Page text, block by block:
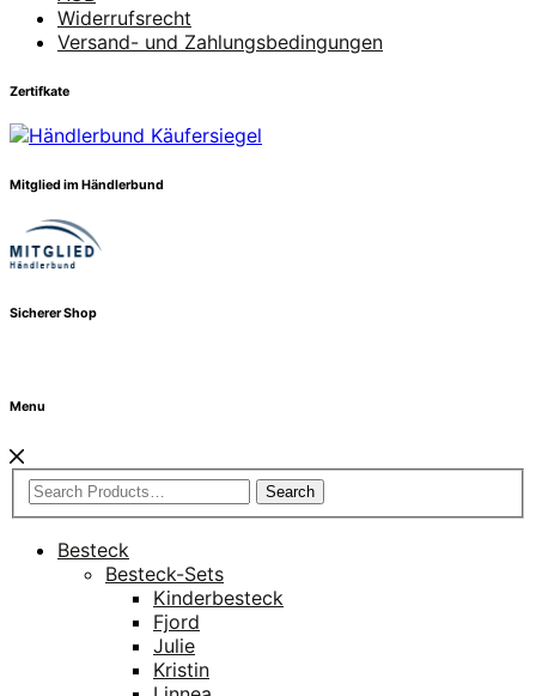
Widerrufsrecht
Versand- und Zahlungsbedingungen
Zertifkate
Mitglied im Händlerbund
Sicherer Shop
Menu
Search
Besteck
Besteck-Sets
Kinderbesteck
Fjord
Julie
Kristin